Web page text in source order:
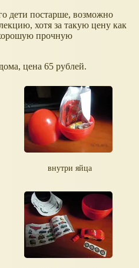
дети постарше, возможно
хотя за такую цену как
прочную
цена 65 рублей.
внутри яйца